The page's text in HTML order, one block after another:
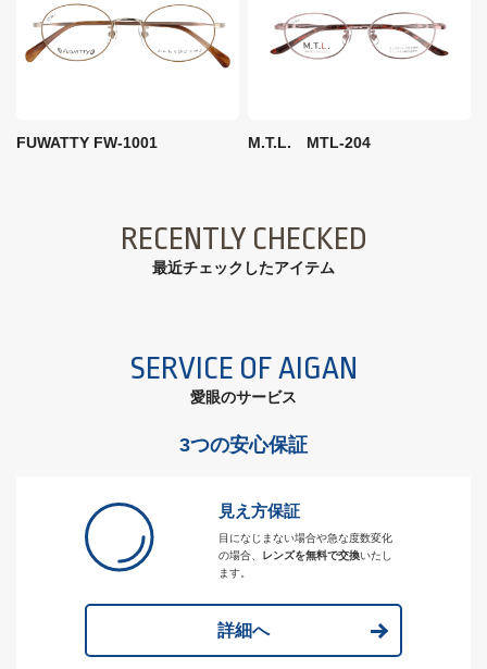
FUWATTY FW-1001 M.T.L. MTL-204
RECENTLY CHECKED
最近チェックしたアイテム
SERVICE OF AIGAN
愛眼のサービス
3つの安心保証
見え方保証
目になじまない場合や急な度数変化
の場合、
レンズを無料で交換いたし
ます。
詳細へ